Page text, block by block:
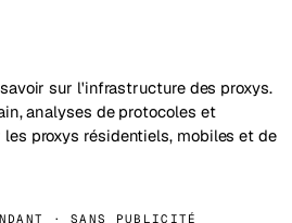
sur l'infrastructure des proxys.
analyses de protocoles et
proxys résidentiels, mobiles et de
· SANS PUBLICITÉ